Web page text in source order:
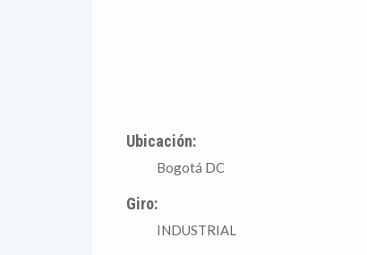
Ubicación:
Bogotá DC
Giro:
INDUSTRIAL